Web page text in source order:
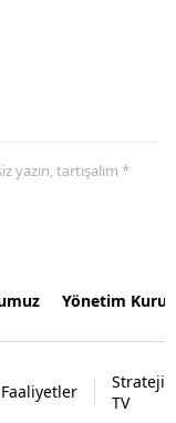
yazın, tartışalım *
Yönetim
Faaliyetler
Strateji
TV